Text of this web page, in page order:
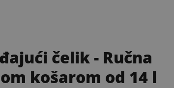
čelik- Ručna
košarom od 14 l